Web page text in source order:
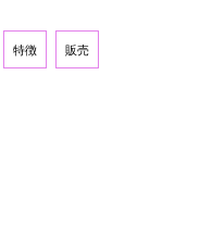
特徴 販売